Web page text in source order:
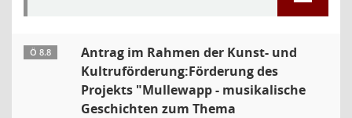
Ö 8.8
Antrag im Rahmen der Kunst- und
Kultruförderung:Förderung des
Projekts "Mullewapp - musikalische
Geschichten zum Thema